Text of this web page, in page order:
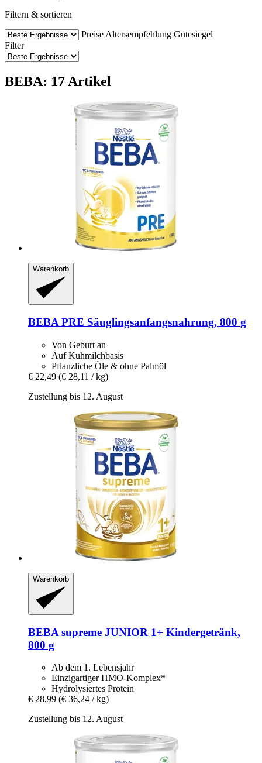
Filtern & sortieren
Preise Altersempfehlung Gütesiegel
Filter
BEBA: 17 Artikel
Warenkorb
BEBA PRE Säuglingsanfangsnahrung, 800 g
Von Geburt an
Auf Kuhmilchbasis
Pflanzliche Öle & ohne Palmöl
€ 22,49 (€ 28,11 / kg)
Zustellung bis 12. August
Warenkorb
BEBA supreme JUNIOR 1+ Kindergetränk,
800 g
Ab dem 1. Lebensjahr
Einzigartiger HMO-Komplex*
Hydrolysiertes Protein
€ 28,99 (€ 36,24 / kg)
Zustellung bis 12. August